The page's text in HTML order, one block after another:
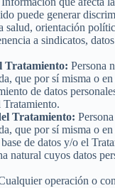
puede generar
salud, orientación
a sindicatos,
Tratamiento: Persona
que por sí misma o
de datos
Tratamiento.
Tratamiento:
que por sí misma o
de datos y/o el
natural cuyos datos
operación o